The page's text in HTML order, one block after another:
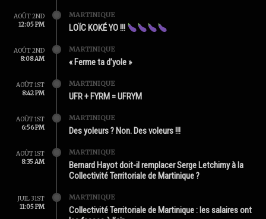
AOÛT 2ND
12:05 PM
MARTINIQUE
LOÏC KOKÉ YO !!!
AOÛT 2ND
8:08 AM
MARTINIQUE
« Ferme ta d’yole »
AOÛT 1ST
8:42 PM
MARTINIQUE
UFR + FYRM = UFRYM
AOÛT 1ST
6:56 PM
MARTINIQUE
Des yoleurs ? Non. Des voleurs !!!
AOÛT 1ST
8:35 AM
MARTINIQUE
Bernard Hayot doit-il remplacer Serge Letchimy à la
Collectivité Territoriale de Martinique ?
JUIL 31ST
11:05 PM
MARTINIQUE
Collectivité Territoriale de Martinique : les salaires ont